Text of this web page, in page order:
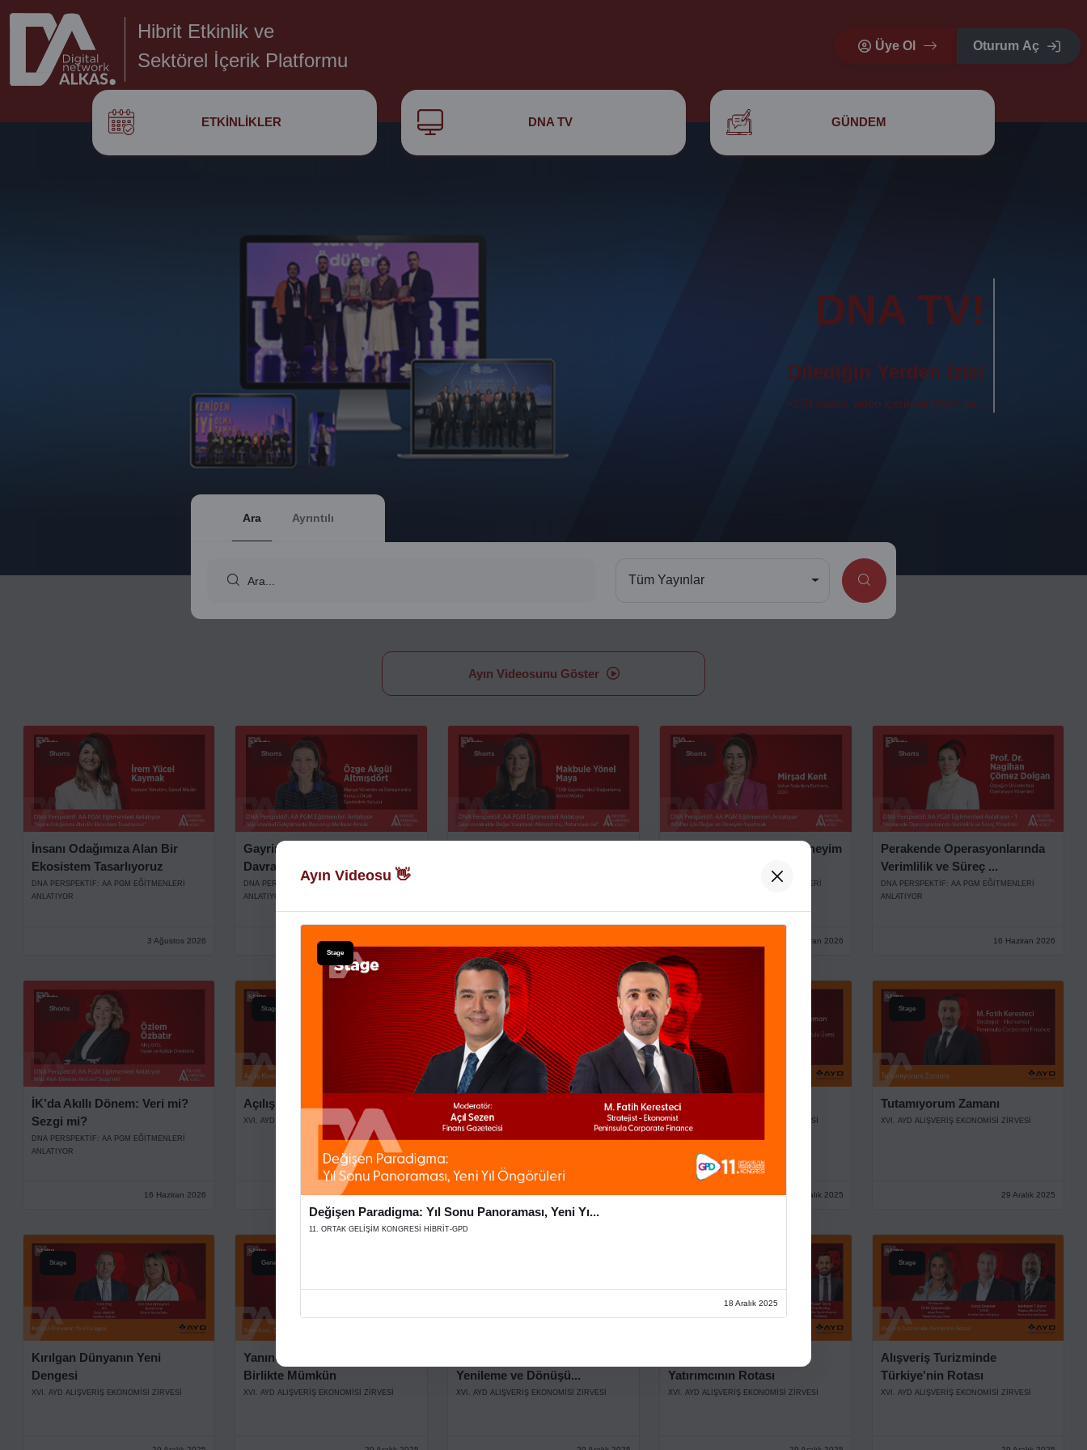
Hibrit Etkinlik ve
Sektörel İçerik Platformu
Üye Ol Oturum Aç
ETKINLIKLER DNA TV GÜNDEM
DNA TV!
Dilediğin Yerden İzle!
+270 saatlik video içerikleri DNA' da...
Ara Ayrıntılı
Tüm Yayınlar
Ayın Videosunu Göster
Shorts
İnsanı Odağımıza Alan Bir
Ekosistem Tasarlıyoruz
DNA PERSPEKTIF: AA PGM EĞITMENLERI
ANLATIYOR
3 Ağustos 2026
Shorts
Gayrimenkul Geliştirmede
Davranışı Merkeze Almak
DNA PERSPEKTIF: AA PGM EĞITMENLERI
ANLATIYOR
Shorts
ANLATIYOR
Shorts
AVM'ler için Değer ve Deneyim
DNA PERSPEKTIF: AA PGM EĞITMENLERI
26 Haziran 2026
Shorts
Perakende Operasyonlarında
Verimlilik ve Süreç ...
DNA PERSPEKTIF: AA PGM EĞITMENLERI
ANLATIYOR
16 Haziran 2026
Shorts
İK’da Akıllı Dönem: Veri mi?
Sezgi mi?
DNA PERSPEKTIF: AA PGM EĞITMENLERI
ANLATIYOR
16 Haziran 2026
Stage
Açılış Konuşmaları
XVI. AYD ALIŞVERİŞ EKONOMİSİ ZİRVESİ
29 Aralık 2025
Stage
Açılış Konuşmaları
XVI. AYD ALIŞVERİŞ EKONOMİSİ ZİRVESİ
29 Aralık 2025
Stage
Açılış Konuşmaları
XVI. AYD ALIŞVERİŞ EKONOMİSİ ZİRVESİ
29 Aralık 2025
Stage
Tutamıyorum Zamanı
XVI. AYD ALIŞVERİŞ EKONOMİSİ ZİRVESİ
29 Aralık 2025
Stage
Kırılgan Dünyanın Yeni
Dengesi
XVI. AYD ALIŞVERİŞ EKONOMİSİ ZİRVESİ
Genel
Yanındayız, Çünkü Eşitlik
Birlikte Mümkün
XVI. AYD ALIŞVERİŞ EKONOMİSİ ZİRVESİ
Yenileme ve Dönüşü...
XVI. AYD ALIŞVERİŞ EKONOMİSİ ZİRVESİ
Yatırımcının Rotası
XVI. AYD ALIŞVERİŞ EKONOMİSİ ZİRVESİ
Stage
Alışveriş Turizminde
Türkiye'nin Rotası
XVI. AYD ALIŞVERİŞ EKONOMİSİ ZİRVESİ
Ayın Videosu 👋
Stage
Değişen Paradigma: Yıl Sonu Panoraması, Yeni Yı...
11. ORTAK GELİŞİM KONGRESİ HİBRİT-GPD
18 Aralık 2025